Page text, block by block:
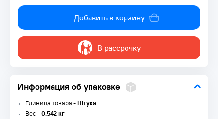
Добавить в корзину
В рассрочку
Информация об упаковке
Единица товара -Штука
Вес -0.542 кг